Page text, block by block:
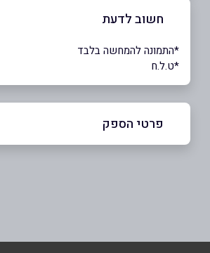
חשוב לדעת
*התמונה להמחשה בלבד
*ט.ל.ח
פרטי הספק